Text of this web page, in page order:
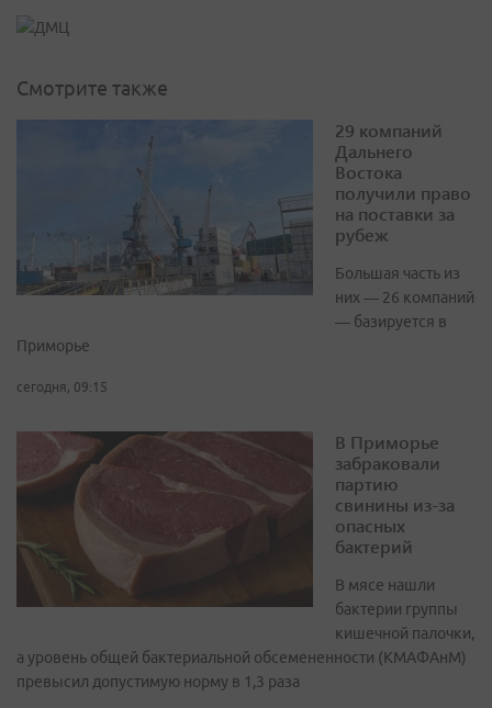
Смотрите также
29 компаний
Дальнего
Востока
получили право
на поставки за
рубеж
Большая часть из
них — 26 компаний
— базируется в
Приморье
сегодня, 09:15
В Приморье
забраковали
партию
свинины из-за
опасных
бактерий
В мясе нашли
бактерии группы
кишечной палочки,
а уровень общей бактериальной обсемененности (КМАФАнМ)
превысил допустимую норму в 1,3 раза